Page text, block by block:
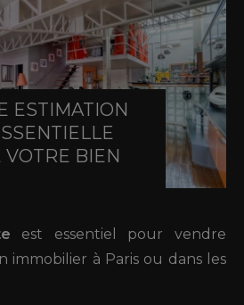
ESTIMATION
BIEN
est essentiel pour vendre
immobilier à Paris ou dans les